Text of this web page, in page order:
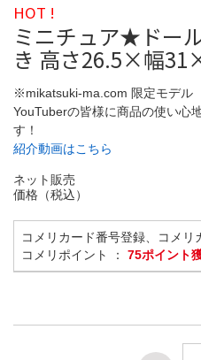
HOT !
ミニチュア★ドー
き 高さ26.5×幅
※mikatsuki-ma.com 限定モデル
YouTuberの皆様に商品の使い心
す！
紹介動画はこちら
ネット販売
価格（税込）
コメリカード番号登録、コメリ
コメリポイント ： 75ポイント